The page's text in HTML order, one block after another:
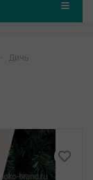
- Дичь